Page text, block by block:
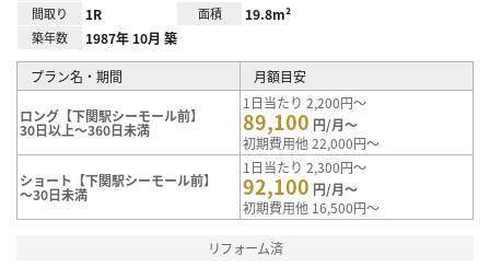
間取り 1R 面積 19.8m²
築年数 1987年 10月 築
プラン名・期間 月額目安
ロング【下関駅シーモール前】
30日以上～360日未満
1日当たり 2,200円～
89,100 円/月～
初期費用他 22,000円～
ショート【下関駅シーモール前】
～30日未満
1日当たり 2,300円～
92,100 円/月～
初期費用他 16,500円～
リフォーム済